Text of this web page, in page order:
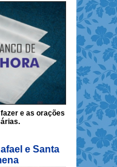
e as orações
e Santa